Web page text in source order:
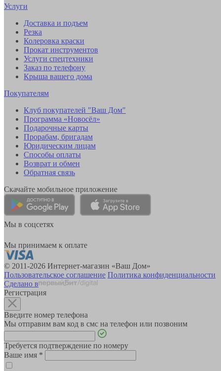
Услуги
Доставка и подъем
Резка
Колеровка краски
Прокат инструментов
Услуги спецтехники
Заказ по телефону
Крыша вашего дома
Покупателям
Клуб покупателей "Ваш Дом"
Программа «Новосёл»
Подарочные карты
Прорабам, бригадам
Юридическим лицам
Способы оплаты
Возврат и обмен
Обратная связь
Скачайте мобильное приложение
Мы в соцсетях
Мы принимаем к оплате
© 2011-2026 Интернет-магазин «Ваш Дом»
Пользовательское соглашение Политика конфиденциальности
Сделано в
Регистрация
Введите номер телефона
Мы отправим вам код в смс на телефон или позвоним
Требуется подтверждение по номеру
Ваше имя *